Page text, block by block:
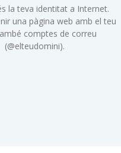
la teva identitat a Internet.
una pàgina web amb el teu
comptes de correu
(@elteudomini).